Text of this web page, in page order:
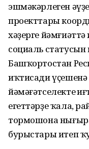
эшмәкәрлеген
проекттары
хәҙерге йәмғиәттә
социаль статусын
Башҡортостан
иҡтисади
йәмәғәтселектең
егеттәрҙе ҡала,
тормошона
бурыстары итеп